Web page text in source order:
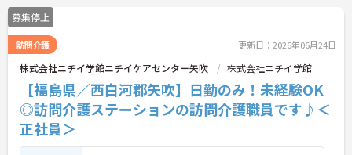
募集停止
訪問介護 更新日：2026年06月24日
株式会社ニチイ学館ニチイケアセンター矢吹 株式会社ニチイ学館
【福島県／西白河郡矢吹】日勤のみ！未経験OK
◎訪問介護ステーションの訪問介護職員です♪＜
正社員＞